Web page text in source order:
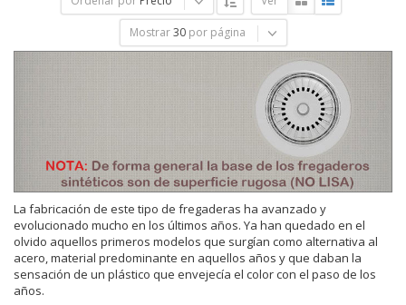
Mostrar 30 por página
La fabricación de este tipo de fregaderas ha avanzado y
evolucionado mucho en los últimos años. Ya han quedado en el
olvido aquellos primeros modelos que surgían como alternativa al
acero, material predominante en aquellos años y que daban la
sensación de un plástico que envejecía el color con el paso de los
años.